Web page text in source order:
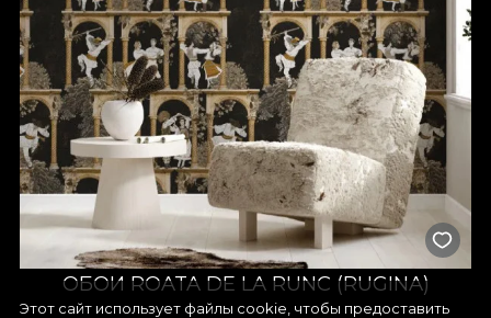
ОБОИ ROATA DE LA RUNC (RUGINA)
Этот сайт использует файлы cookie, чтобы предоставить